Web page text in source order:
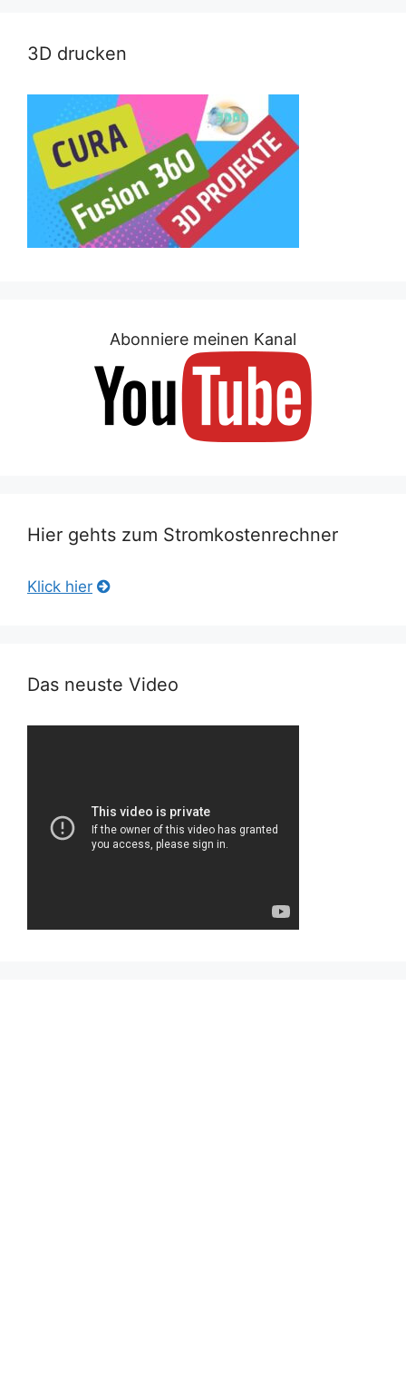
3D drucken
Abonniere meinen Kanal
Hier gehts zum Stromkostenrechner
Klick hier
Das neuste Video